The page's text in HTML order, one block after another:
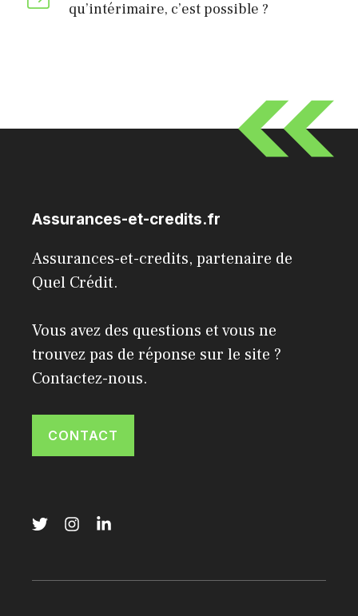
qu’intérimaire, c’est possible ?
Assurances-et-credits.fr
Assurances-et-credits, partenaire de
Quel Crédit.
Vous avez des questions et vous ne
trouvez pas de réponse sur le site ?
Contactez-nous.
CONTACT